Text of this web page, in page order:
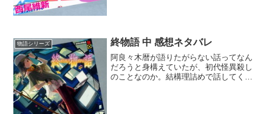
物語シリーズ 終物語 中 感想ネタバレ
阿良々木暦が語りたがらない話ってなん
だろうと身構えていたが、初代怪異殺し
のことなのか。結構理詰めで話してくる